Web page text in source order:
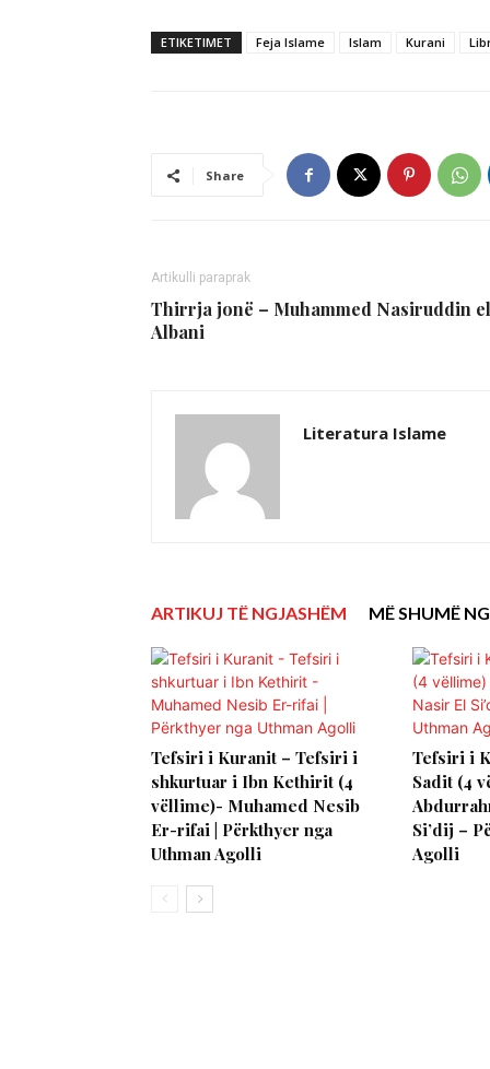
ETIKETIMET Feja Islame Islam Kurani
Share
Artikulli paraprak
Thirrja jonë – Muhammed Nasiruddin
Albani
Literatura Islame
ARTIKUJ TË NGJASHËM MË SHUMË
Tefsiri i Kuranit – Tefsiri i
shkurtuar i Ibn Kethirit (4
vëllime)- Muhamed Nesib
Er-rifai | Përkthyer nga
Uthman Agolli
Tefsiri i
Sadit (4
Si’dij –
Agolli